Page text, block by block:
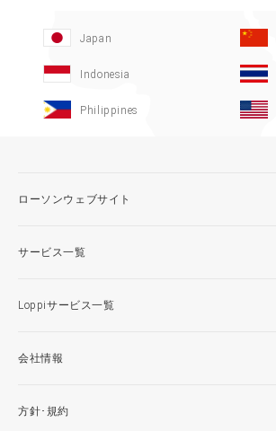
Japan
Indonesia
Philippines
ローソンウェブサイト
サービス一覧
Loppiサービス一覧
会社情報
方針･規約